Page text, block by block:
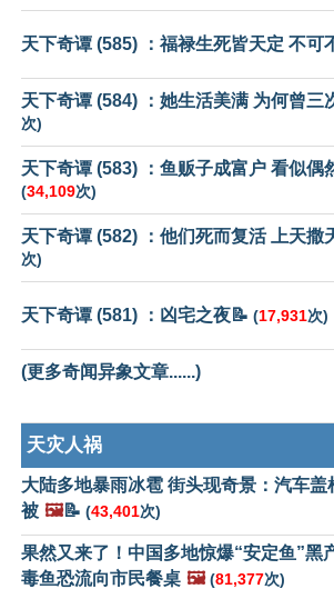
天下奇谭 (585) ：福禄生死皆天定 不可
天下奇谭 (584) ：她生活美满 为何曾三
次)
天下奇谭 (583) ：鱼贩子成富户 看似偶
(34,109次)
天下奇谭 (582) ：他们死而复活 上天撒
次)
天下奇谭 (581) ：凶宅之夜📝 (17,931次)
(更多奇闻异象文章......)
天灾人祸
大陆多地暴雨冰雹 街头现奇景：汽车盖
被 🖼️📝 (43,401次)
果然又来了！中国多地惊爆“安定鱼”黑
毒鱼恐流向市民餐桌 🖼️ (81,377次)